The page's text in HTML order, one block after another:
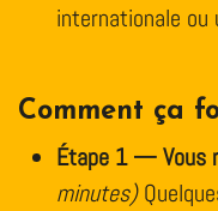
internationale ou
​Comment ça
Étape 1 — Vous
minutes)